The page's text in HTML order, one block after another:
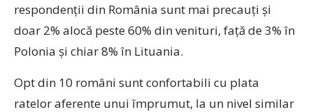
respondenții din România sunt mai precauți şi
doar 2% alocă peste 60% din venituri, față de 3% în
Polonia și chiar 8% în Lituania.
Opt din 10 români sunt confortabili cu plata
ratelor aferente unui împrumut, la un nivel similar